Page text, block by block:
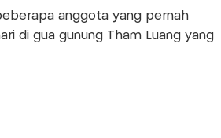
anggota yang pernah
di gua gunung Tham Luang yang